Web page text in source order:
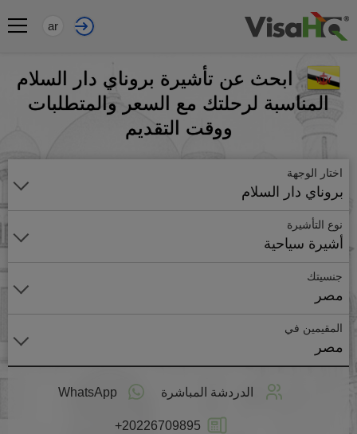
ar
ابحث عن تأشيرة بروناي دار السلام
المناسبة لرحلتك مع السعر والمتطلبات
ووقت التقديم
اختار الوجهة
بروناي دار السلام
نوع التأشيرة
أشيرة سياحية
جنسيتك
مصر
المقيمين في
مصر
الدردشة المباشرة WhatsApp
+20226709895